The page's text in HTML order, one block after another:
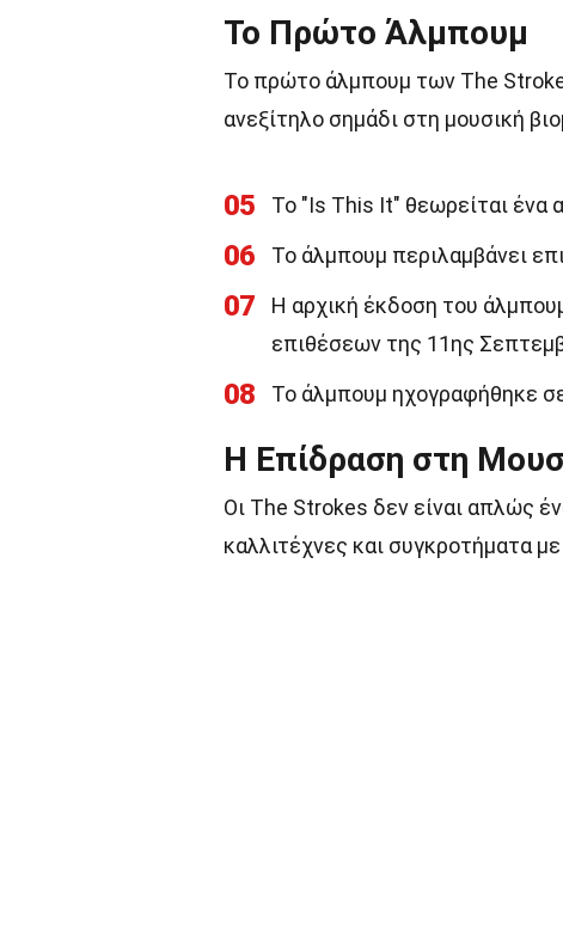
Το Πρώτο Άλμπουμ
Το πρώτο άλμπουμ των The
ανεξίτηλο σημάδι στη μουσική
05 Το "Is This It" θεωρείται ένα
06 Το άλμπουμ περιλαμβάνει
07
Η αρχική έκδοση του
επιθέσεων της 11ης
08 Το άλμπουμ ηχογραφήθηκε
Η Επίδραση στη
Οι The Strokes δεν είναι απλώς
καλλιτέχνες και συγκροτήματα